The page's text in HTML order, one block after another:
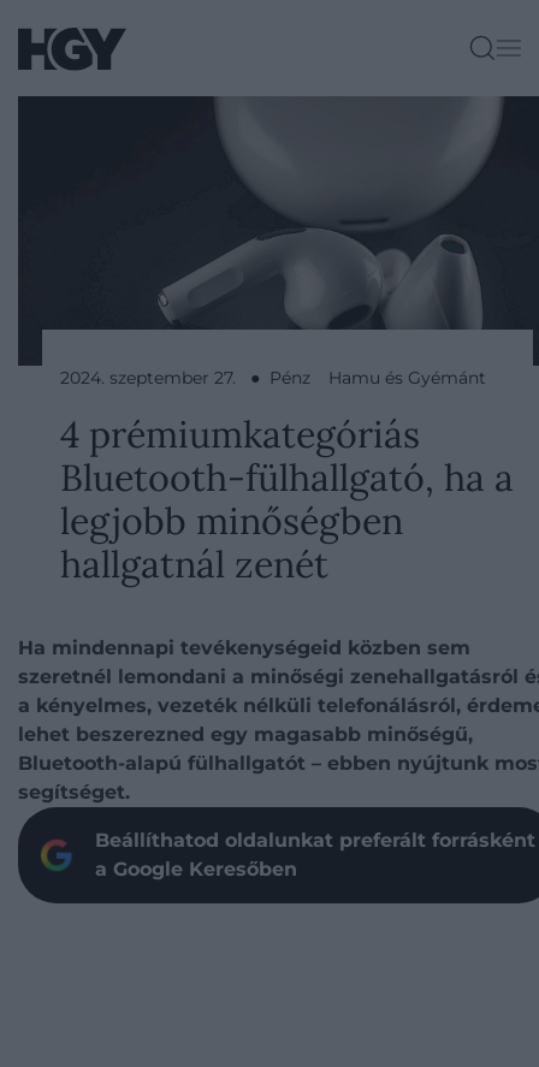
2024. szeptember 27. ● Pénz Hamu és Gyémánt
4 prémiumkategóriás
Bluetooth-fülhallgató, ha a
legjobb minőségben
hallgatnál zenét
Ha mindennapi tevékenységeid közben sem
szeretnél lemondani a minőségi zenehallgatásról
a kényelmes, vezeték nélküli telefonálásról,
lehet beszerezned egy magasabb minőségű,
Bluetooth-alapú fülhallgatót – ebben nyújtunk
segítséget.
Beállíthatod oldalunkat preferált forrásként
a Google Keresőben